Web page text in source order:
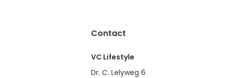
Contact
VC Lifestyle
Dr. C. Lelyweg 6